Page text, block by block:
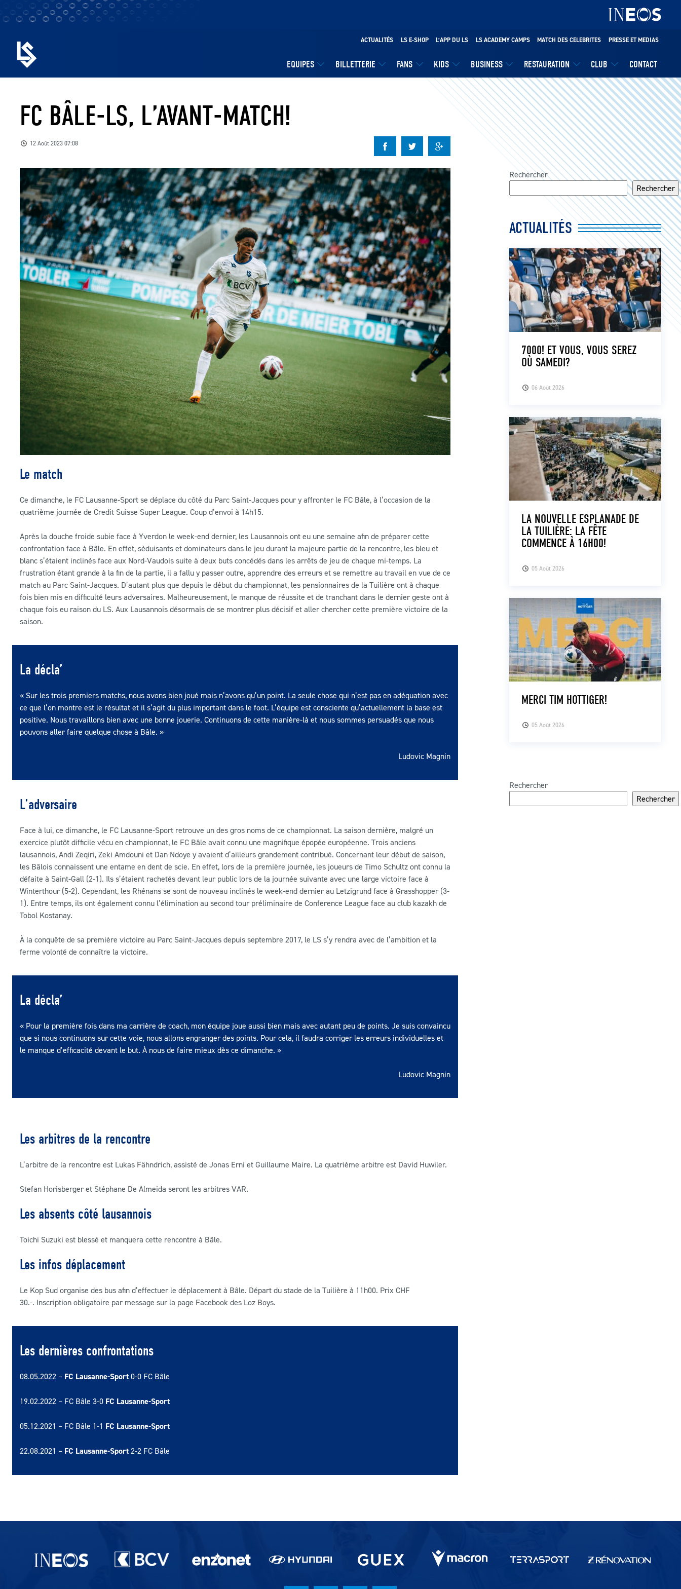
EQUIPES BILLETTERIE FANS KIDS BUSINESS RESTAURATION CLUB CONTACT
ACTUALITÉS LS E-SHOP L’APP DU LS LS ACADEMY CAMPS MATCH DES CELEBRITES PRESSE ET MEDIAS
FC BÂLE-LS, L’AVANT-MATCH!
12 Août 2023 07:08
Le match
Ce dimanche, le FC Lausanne-Sport se déplace du côté du Parc Saint-Jacques pour y affronter le FC Bâle, à l’occasion de la
quatrième journée de Credit Suisse Super League. Coup d’envoi à 14h15.
Après la douche froide subie face à Yverdon le week-end dernier, les Lausannois ont eu une semaine afin de préparer cette
confrontation face à Bâle. En effet, séduisants et dominateurs dans le jeu durant la majeure partie de la rencontre, les bleu et
blanc s’étaient inclinés face aux Nord-Vaudois suite à deux buts concédés dans les arrêts de jeu de chaque mi-temps. La
frustration étant grande à la fin de la partie, il a fallu y passer outre, apprendre des erreurs et se remettre au travail en vue de ce
match au Parc Saint-Jacques. D’autant plus que depuis le début du championnat, les pensionnaires de la Tuilière ont à chaque
fois bien mis en difficulté leurs adversaires. Malheureusement, le manque de réussite et de tranchant dans le dernier geste ont à
chaque fois eu raison du LS. Aux Lausannois désormais de se montrer plus décisif et aller chercher cette première victoire de la
saison.
La décla’
« Sur les trois premiers matchs, nous avons bien joué mais n’avons qu’un point. La seule chose qui n’est pas en adéquation avec
ce que l’on montre est le résultat et il s’agit du plus important dans le foot. L’équipe est consciente qu’actuellement la base est
positive. Nous travaillons bien avec une bonne jouerie. Continuons de cette manière-là et nous sommes persuadés que nous
pouvons aller faire quelque chose à Bâle. »
Ludovic Magnin
L’adversaire
Face à lui, ce dimanche, le FC Lausanne-Sport retrouve un des gros noms de ce championnat. La saison dernière, malgré un
exercice plutôt difficile vécu en championnat, le FC Bâle avait connu une magnifique épopée européenne. Trois anciens
lausannois, Andi Zeqiri, Zeki Amdouni et Dan Ndoye y avaient d’ailleurs grandement contribué. Concernant leur début de saison,
les Bâlois connaissent une entame en dent de scie. En effet, lors de la première journée, les joueurs de Timo Schultz ont connu la
défaite à Saint-Gall (2-1). Ils s’étaient rachetés devant leur public lors de la journée suivante avec une large victoire face à
Winterthour (5-2). Cependant, les Rhénans se sont de nouveau inclinés le week-end dernier au Letzigrund face à Grasshopper (3-
1). Entre temps, ils ont également connu l’élimination au second tour préliminaire de Conference League face au club kazakh de
Tobol Kostanay.
À la conquête de sa première victoire au Parc Saint-Jacques depuis septembre 2017, le LS s’y rendra avec de l’ambition et la
ferme volonté de connaître la victoire.
La décla’
« Pour la première fois dans ma carrière de coach, mon équipe joue aussi bien mais avec autant peu de points. Je suis convaincu
que si nous continuons sur cette voie, nous allons engranger des points. Pour cela, il faudra corriger les erreurs individuelles et
le manque d’efficacité devant le but. À nous de faire mieux dès ce dimanche. »
Ludovic Magnin
Les arbitres de la rencontre
L’arbitre de la rencontre est Lukas Fähndrich, assisté de Jonas Erni et Guillaume Maire. La quatrième arbitre est David Huwiler.
Stefan Horisberger et Stéphane De Almeida seront les arbitres VAR.
Les absents côté lausannois
Toichi Suzuki est blessé et manquera cette rencontre à Bâle.
Les infos déplacement
Le Kop Sud organise des bus afin d’effectuer le déplacement à Bâle. Départ du stade de la Tuilière à 11h00. Prix CHF
30.-. Inscription obligatoire par message sur la page Facebook des Loz Boys.
Les dernières confrontations
08.05.2022 – FC Lausanne-Sport 0-0 FC Bâle
19.02.2022 – FC Bâle 3-0 FC Lausanne-Sport
05.12.2021 – FC Bâle 1-1 FC Lausanne-Sport
22.08.2021 – FC Lausanne-Sport 2-2 FC Bâle
Rechercher
Rechercher
ACTUALITÉS
06 Août 2026
7000! ET VOUS, VOUS SEREZ
OÙ SAMEDI?
05 Août 2026
LA NOUVELLE ESPLANADE DE
LA TUILIÈRE: LA FÊTE
COMMENCE À 16H00!
05 Août 2026
MERCI TIM HOTTIGER!
Rechercher
Rechercher
Partenaires du lausanne-Sport